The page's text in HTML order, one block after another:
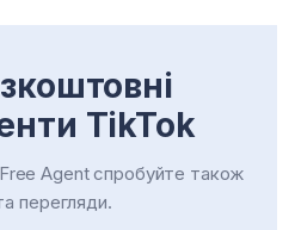
TikTok
Agent спробуйте також
перегляди.